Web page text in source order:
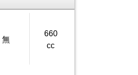
無
660
cc